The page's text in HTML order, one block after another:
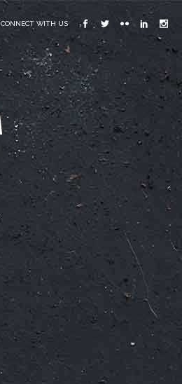
CONNECT WITH US